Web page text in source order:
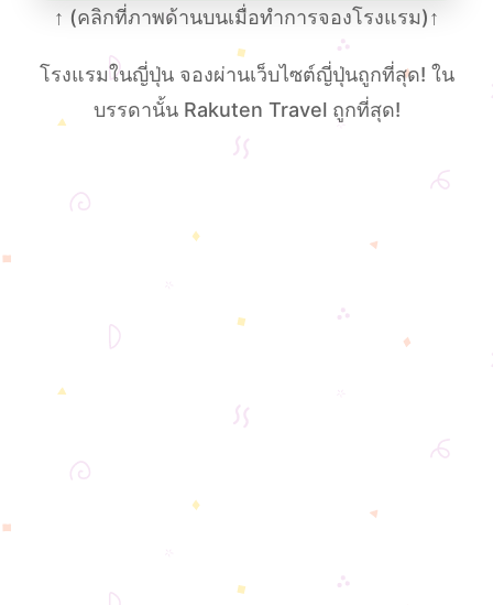
↑ (คลิกที่ภาพด้านบนเมื่อทําการจองโรงแรม)↑
โรงแรมในญี่ปุ่น จองผ่านเว็บไซต์ญี่ปุ่นถูกที่สุด! ใน
บรรดานั้น Rakuten Travel ถูกที่สุด!